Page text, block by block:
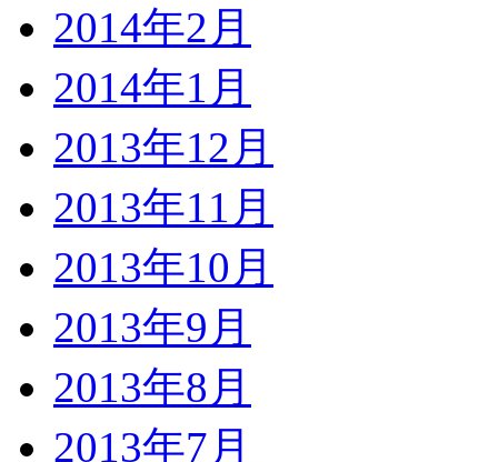
2014年2月
2014年1月
2013年12月
2013年11月
2013年10月
2013年9月
2013年8月
2013年7月